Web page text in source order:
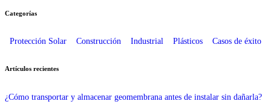
Categorías
Protección Solar Construcción Industrial Plásticos Casos de éxito
Artículos recientes
¿Cómo transportar y almacenar geomembrana antes de instalar sin dañarla?